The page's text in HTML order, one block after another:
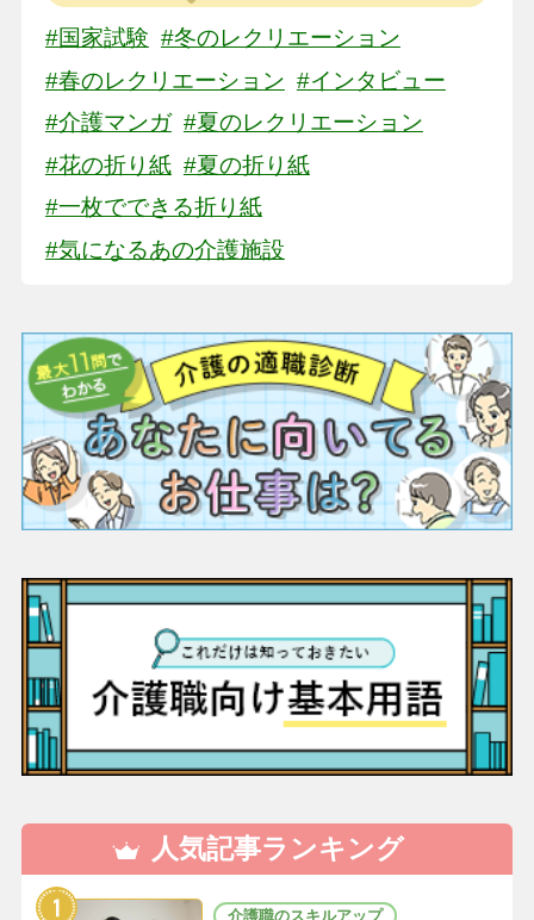
#国家試験 #冬のレクリエーション
#春のレクリエーション #インタビュー
#介護マンガ #夏のレクリエーション
#花の折り紙 #夏の折り紙
#一枚でできる折り紙
#気になるあの介護施設
人気記事ランキング
介護職のスキルアップ